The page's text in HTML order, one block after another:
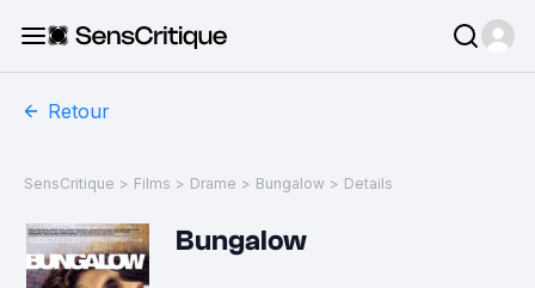
Retour
SensCritique > Films > Drame > Bungalow > Details
Bungalow